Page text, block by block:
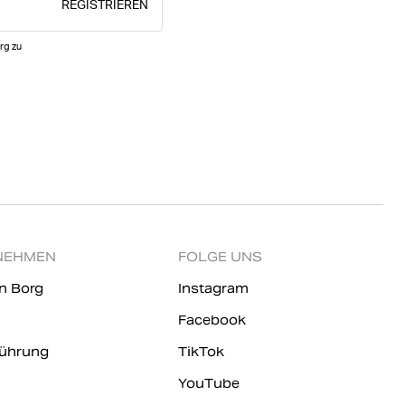
REGISTRIEREN
zu
Borg
FOLGE UNS
Instagram
Facebook
TikTok
YouTube